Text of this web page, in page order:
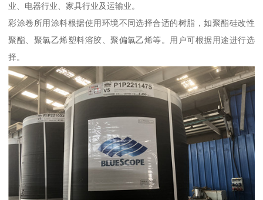
业、电器行业、家具行业及运输业。
彩涂卷所用涂料根据使用环境不同选择合适的树脂，如聚酯硅改性
聚酯、聚氯乙烯塑料溶胶、聚偏氯乙烯等。用户可根据用途进行选
择。